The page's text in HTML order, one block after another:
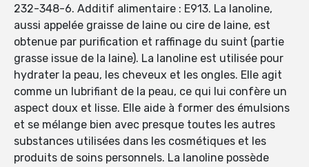
232-348-6. Additif alimentaire : E913. La lanoline,
aussi appelée graisse de laine ou cire de laine, est
obtenue par purification et raffinage du suint (partie
grasse issue de la laine). La lanoline est utilisée pour
hydrater la peau, les cheveux et les ongles. Elle agit
comme un lubrifiant de la peau, ce qui lui confère un
aspect doux et lisse. Elle aide à former des émulsions
et se mélange bien avec presque toutes les autres
substances utilisées dans les cosmétiques et les
produits de soins personnels. La lanoline possède